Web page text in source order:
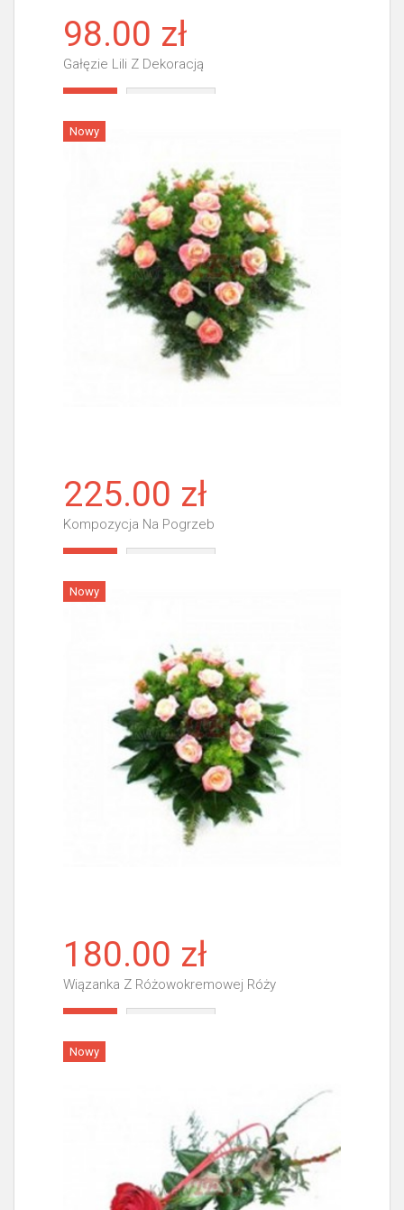
98.00 zł
Gałęzie Lili Z Dekoracją
Nowy
225.00 zł
Kompozycja Na Pogrzeb
Nowy
180.00 zł
Wiązanka Z Różowokremowej Róży
Nowy